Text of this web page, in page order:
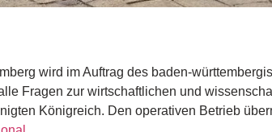
wird im Auftrag des baden-
Fragen zur wirtschaftlichen und
Königreich. Den operativen Betrieb